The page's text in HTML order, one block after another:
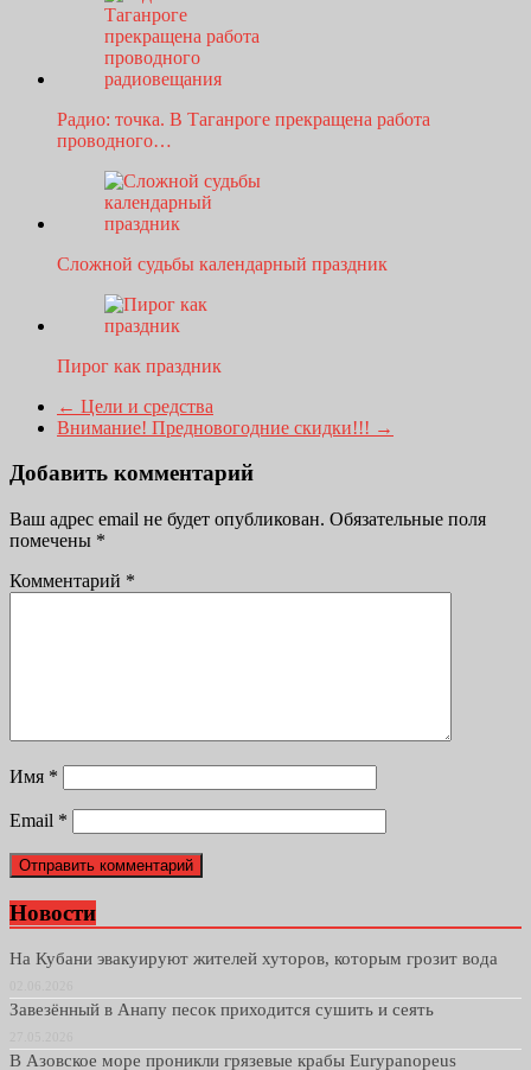
Радио: точка. В Таганроге прекращена работа
проводного…
Сложной судьбы календарный праздник
Пирог как праздник
← Цели и средства
Внимание! Предновогодние скидки!!! →
Добавить комментарий
Ваш адрес email не будет опубликован. Обязательные поля
помечены *
Комментарий *
Имя *
Email *
Новости
На Кубани эвакуируют жителей хуторов, которым грозит вода
Завезённый в Анапу песок приходится сушить и сеять
В Азовское море проникли грязевые крабы Eurypanopeus